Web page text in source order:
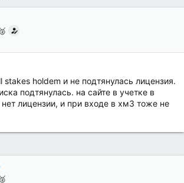
stakes holdem и не подтянулась лицензия.
подтянулась. на сайте в учетке в
лицензии, и при входе в хм3 тоже не